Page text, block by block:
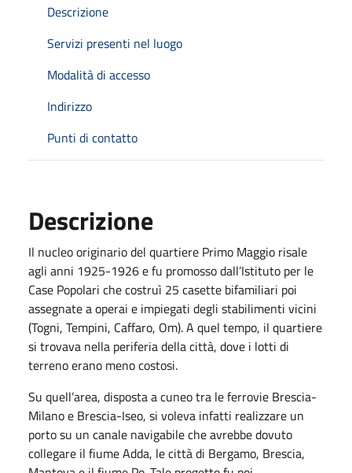
Descrizione
Servizi presenti nel luogo
Modalità di accesso
Indirizzo
Punti di contatto
Descrizione
​Il nucleo originario del quartiere Primo Maggio risale
agli anni 1925-1926 e fu promosso dall’Istituto per le
Case Popolari che costruì 25 casette bifamiliari poi
assegnate a operai e impiegati degli stabilimenti vicini
(Togni, Tempini, Caffaro, Om). A quel tempo, il quartiere
si trovava nella periferia della città, dove i lotti di
terreno erano meno costosi.
Su quell’area, disposta a cuneo tra le ferrovie Brescia-
Milano e Brescia-Iseo, si voleva infatti realizzare un
porto su un canale navigabile che avrebbe dovuto
collegare il fiume Adda, le città di Bergamo, Brescia,